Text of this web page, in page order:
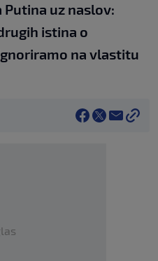
uz naslov:
drugih istina o
na vlastitu